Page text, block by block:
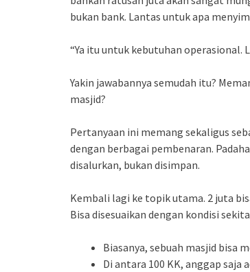
bukan bank. Lantas untuk apa
“Ya itu untuk kebutuhan operasional.
Yakin jawabannya semudah itu?
masjid?
Pertanyaan ini memang sekaligus
dengan berbagai pembenaran.
disalurkan, bukan disimpan.
Kembali lagi ke topik utama. 2 juta
Bisa disesuaikan dengan kondisi
Biasanya, sebuah masjid bisa
Di antara 100 KK, anggap saja